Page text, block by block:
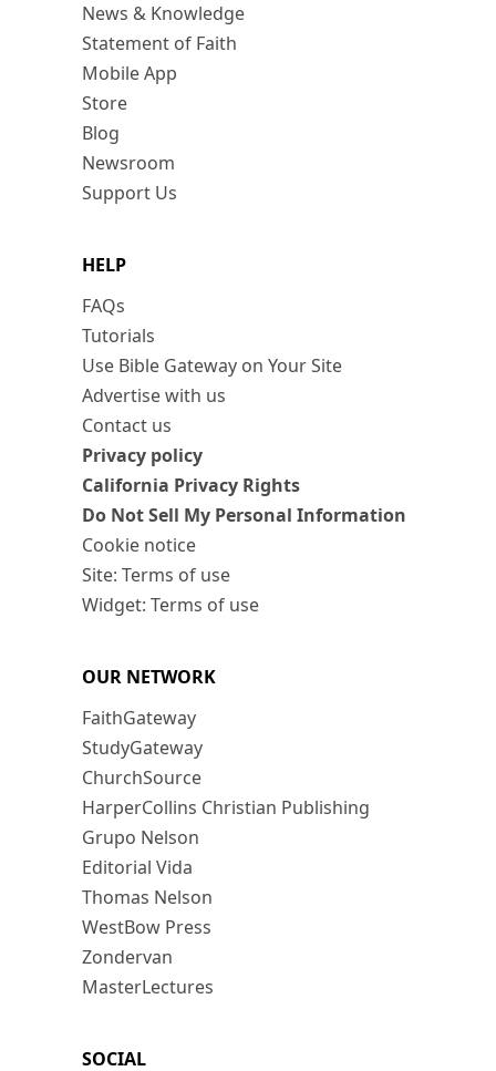
News & Knowledge
Statement of Faith
Mobile App
Store
Blog
Newsroom
Support Us
HELP
FAQs
Tutorials
Use Bible Gateway on Your Site
Advertise with us
Contact us
Privacy policy
California Privacy Rights
Do Not Sell My Personal Information
Cookie notice
Site: Terms of use
Widget: Terms of use
OUR NETWORK
FaithGateway
StudyGateway
ChurchSource
HarperCollins Christian Publishing
Grupo Nelson
Editorial Vida
Thomas Nelson
WestBow Press
Zondervan
MasterLectures
SOCIAL